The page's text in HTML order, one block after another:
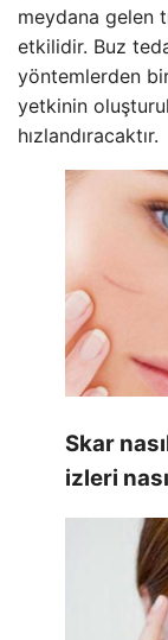
meydana gelen
etkilidir. Buz
yöntemlerden
yetkinin
hızlandıracaktır.
Skar
izleri